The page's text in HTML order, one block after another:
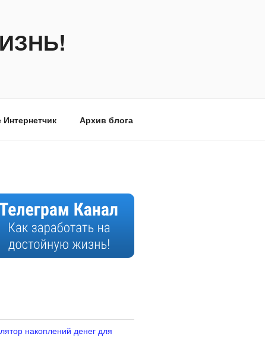
Интернетчик Архив блога
накоплений денег для